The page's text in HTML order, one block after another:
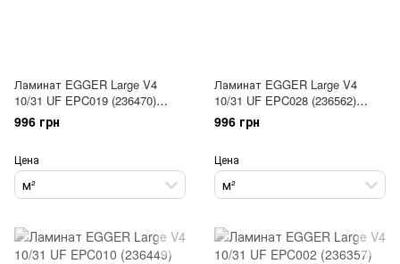
Ламинат EGGER Large V4
10/31 UF EPC019 (236470)
Орех Сарриа
996 грн
Цена
м²
Ламинат EGGER Large V4
10/31 UF EPC028 (236562)
Дерево Эврика
996 грн
Цена
м²